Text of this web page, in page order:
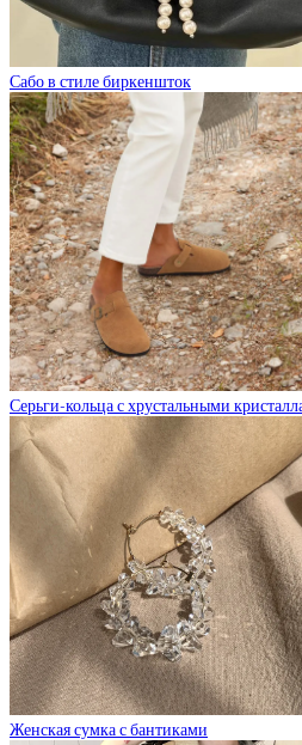
Сабо в стиле биркеншток
Серьги-кольца с хрустальными
Женская сумка с бантиками